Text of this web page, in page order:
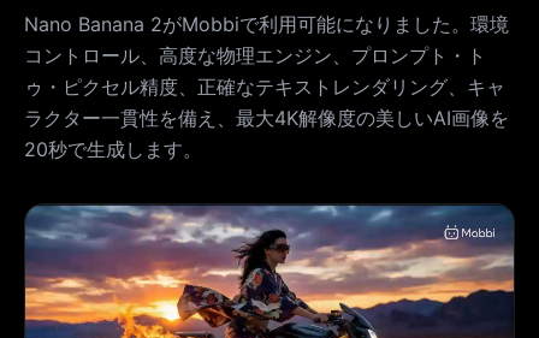
Nano Banana 2がMobbiで利用可能になりました。環境
コントロール、高度な物理エンジン、プロンプト・ト
ゥ・ピクセル精度、正確なテキストレンダリング、キャ
ラクター一貫性を備え、最大4K解像度の美しいAI画像を
20秒で生成します。